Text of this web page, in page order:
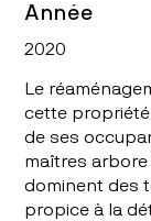
Année
2020
Le
cette propriété
de ses
maîtres
dominent des
propice à la